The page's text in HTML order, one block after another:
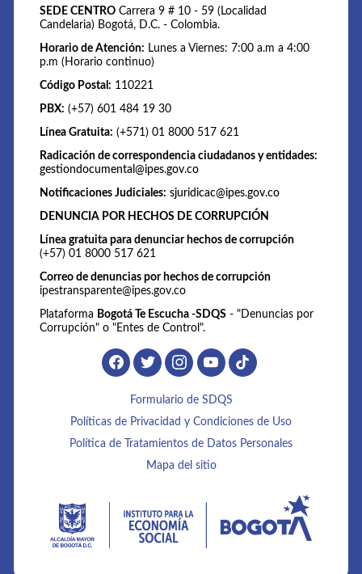
SEDE CENTRO Carrera 9 # 10 - 59 (Localidad
Candelaria) Bogotá, D.C. - Colombia.
Horario de Atención: Lunes a Viernes: 7:00 a.m a 4:00
p.m (Horario continuo)
Código Postal: 110221
PBX: (+57) 601 484 19 30
Línea Gratuita: (+571) 01 8000 517 621
Radicación de correspondencia ciudadanos y entidades:
gestiondocumental@ipes.gov.co
Notificaciones Judiciales: sjuridicac@ipes.gov.co
DENUNCIA POR HECHOS DE CORRUPCIÓN
Línea gratuita para denunciar hechos de corrupción
(+57) 01 8000 517 621
Correo de denuncias por hechos de corrupción
ipestransparente@ipes.gov.co
Plataforma Bogotá Te Escucha -SDQS - "Denuncias por
Corrupción" o "Entes de Control".
Formulario de SDQS
Políticas de Privacidad y Condiciones de Uso
Política de Tratamientos de Datos Personales
Mapa del sitio